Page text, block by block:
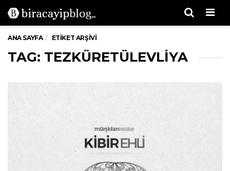
ANA SAYFA ETIKET ARŞIVI
TAG: TEZKÜRETÜLEVLIYA